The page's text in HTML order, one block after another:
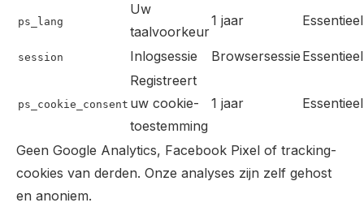
ps_lang
Uw
taalvoorkeur
1 jaar Essentieel
session Inlogsessie Browsersessie Essentieel
ps_cookie_consent
Registreert
uw cookie-
toestemming
1 jaar Essentieel
Geen Google Analytics, Facebook Pixel of tracking-
cookies van derden. Onze analyses zijn zelf gehost
en anoniem.